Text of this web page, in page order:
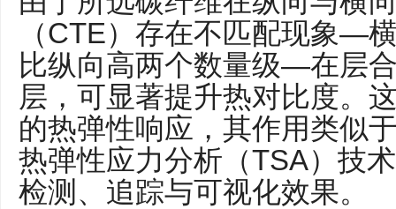
（CTE）存在不匹配现象—
比纵向高两个数量级—在层
层，可显著提升热对比度。
的热弹性响应，其作用类似
热弹性应力分析（TSA）技
检测、追踪与可视化效果。